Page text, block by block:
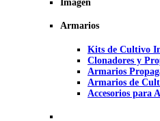
Imagen
Armarios
Kits de Cultivo
Clonadores y
Armarios
Armarios de
Accesorios para